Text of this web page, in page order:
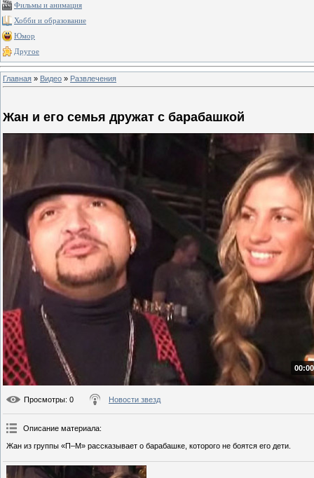
Фильмы и анимация
Хобби и образование
Юмор
Другое
Главная » Видео » Развлечения
Жан и его семья дружат с барабашкой
Просмотры: 0 Новости звезд
Описание материала:
Жан из группы «П–М» рассказывает о барабашке, которого не боятся его дети.